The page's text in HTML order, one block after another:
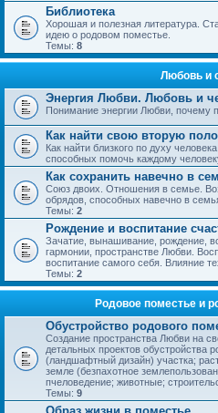
Библиотека
Хорошая и полезная литература.
идею о родовом поместье.
Темы: 8
Любовь и
Энергия Любви. Любовь и
Понимание энергии Любви, почему
Как найти свою вторую
Как найти близкого по духу
способных помочь каждому
Как сохранить навечно в
Союз двоих. Отношения в семье.
обрядов, способных навечно в
Темы: 2
Рождение и воспитание
Зачатие, вынашивание, рождение,
гармонии, пространстве Любви.
воспитание самого себя. Влияние
Темы: 2
Родовое поместье и
Обустройство родового
Создание пространства Любви на
детальных проектов обустройства
(ландшафтный дизайн) участка;
земле (безпахотное
пчеловедение; животные;
Темы: 9